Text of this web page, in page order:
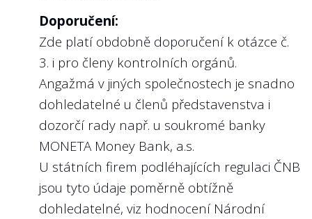
Doporučení:
Zde platí obdobně doporučení k otázce č.
3. i pro členy kontrolních orgánů.
Angažmá v jiných společnostech je snadno
dohledatelné u členů představenstva i
dozorčí rady např. u soukromé banky
MONETA Money Bank, a.s.
U státních firem podléhajících regulaci ČNB
jsou tyto údaje poměrně obtížně
dohledatelné, viz hodnocení Národní